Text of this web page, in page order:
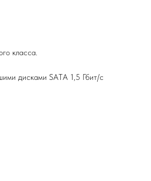
класса.
дисками SATA 1,5 Гбит/с